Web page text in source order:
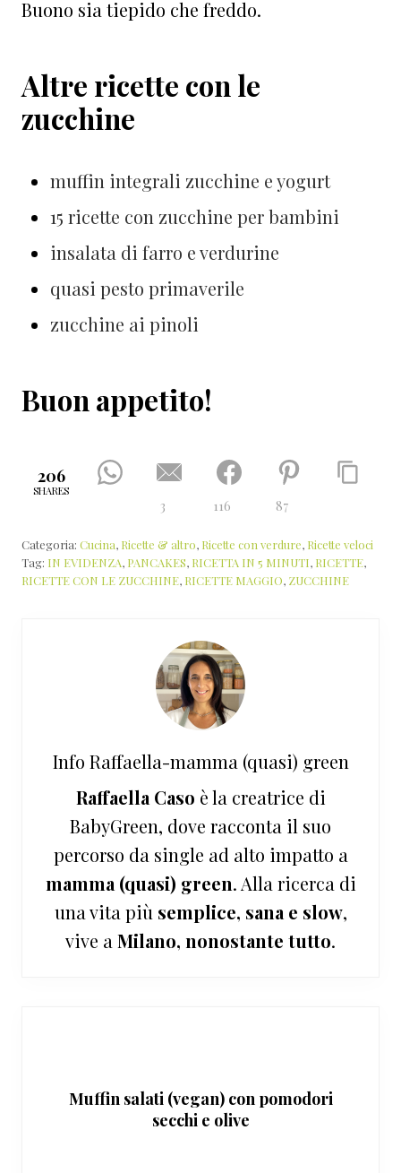
Buono sia tiepido che freddo.
Altre ricette con le
zucchine
muffin integrali zucchine e yogurt
15 ricette con zucchine per bambini
insalata di farro e verdurine
quasi pesto primaverile
zucchine ai pinoli
Buon appetito!
206
SHARES
3 116 87
Categoria: Cucina, Ricette & altro, Ricette con verdure, Ricette veloci
Tag: IN EVIDENZA, PANCAKES, RICETTA IN 5 MINUTI, RICETTE,
RICETTE CON LE ZUCCHINE, RICETTE MAGGIO, ZUCCHINE
Info Raffaella-mamma (quasi) green
Raffaella Caso è la creatrice di
BabyGreen, dove racconta il suo
percorso da single ad alto impatto a
mamma (quasi) green. Alla ricerca di
una vita più semplice, sana e slow,
vive a Milano, nonostante tutto.
Muffin salati (vegan) con pomodori
secchi e olive